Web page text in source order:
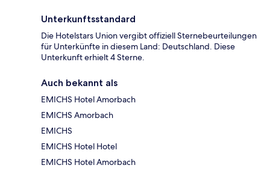
Unterkunftsstandard
Die Hotelstars Union vergibt offiziell Sternebeurteilungen
für Unterkünfte in diesem Land: Deutschland. Diese
Unterkunft erhielt 4 Sterne.
Auch bekannt als
EMICHS Hotel Amorbach
EMICHS Amorbach
EMICHS
EMICHS Hotel Hotel
EMICHS Hotel Amorbach